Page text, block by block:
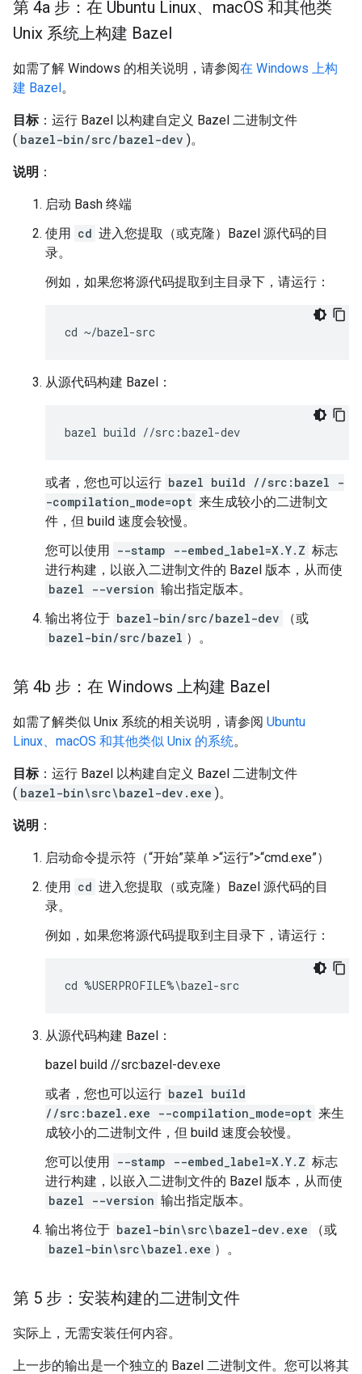
第 4a 步：在 Ubuntu Linux、macOS 和其他类
Unix 系统上构建 Bazel
如需了解 Windows 的相关说明，请参阅在 Windows 上构
建 Bazel。
目标：运行 Bazel 以构建自定义 Bazel 二进制文件
( bazel-bin/src/bazel-dev )。
说明 ：
启动 Bash 终端
使用 cd 进入您提取（或克隆）Bazel 源代码的目
录。
例如，如果您将源代码提取到主目录下，请运行：
从源代码构建 Bazel：
或者，您也可以运行 bazel build //src:bazel -
-compilation_mode=opt 来生成较小的二进制文
件，但 build 速度会较慢。
您可以使用 --stamp --embed_label=X.Y.Z 标志
进行构建，以嵌入二进制文件的 Bazel 版本，从而使
bazel --version 输出指定版本。
输出将位于 bazel-bin/src/bazel-dev
（或
bazel-bin/src/bazel ）。
第 4b 步：在 Windows 上构建 Bazel
如需了解类似 Unix 系统的相关说明，请参阅 Ubuntu
Linux、macOS 和其他类似 Unix 的系统。
目标：运行 Bazel 以构建自定义 Bazel 二进制文件
( bazel-bin\src\bazel-dev.exe )。
说明 ：
启动命令提示符（“开始”菜单 >“运行”>“cmd.exe”）
使用 cd 进入您提取（或克隆）Bazel 源代码的目
录。
例如，如果您将源代码提取到主目录下，请运行：
从源代码构建 Bazel：
bazel build //src:bazel-dev.exe
或者，您也可以运行 bazel build
//src:bazel.exe --compilation_mode=opt 来生
成较小的二进制文件，但 build 速度会较慢。
您可以使用 --stamp --embed_label=X.Y.Z 标志
进行构建，以嵌入二进制文件的 Bazel 版本，从而使
bazel --version 输出指定版本。
输出将位于 bazel-bin\src\bazel-dev.exe
（或
bazel-bin\src\bazel.exe ）。
第 5 步：安装构建的二进制文件
实际上，无需安装任何内容。
上一步的输出是一个独立的 Bazel 二进制文件。您可以将其